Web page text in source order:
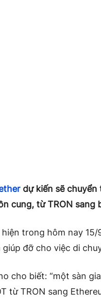
dự kiến ​​sẽ chuyển
cung, từ TRON sang
trong hôm nay
đỡ cho việc di
cho biết: “một sàn
từ TRON sang